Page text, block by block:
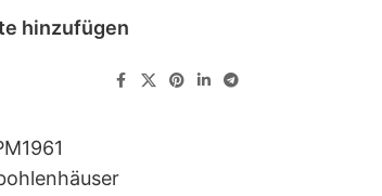
hinzufügen